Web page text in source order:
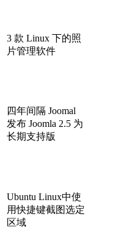
3 款 Linux 下的照
片管理软件
四年间隔 Joomal
发布 Joomla 2.5 为
长期支持版
Ubuntu Linux中使
用快捷键截图选定
区域